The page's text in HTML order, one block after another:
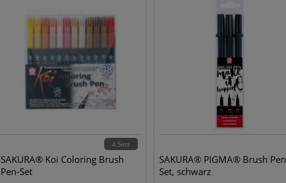
4 Sets
SAKURA® Koi Coloring Brush
Pen-Set
SAKURA® PIGMA® Brush Pen
Set, schwarz